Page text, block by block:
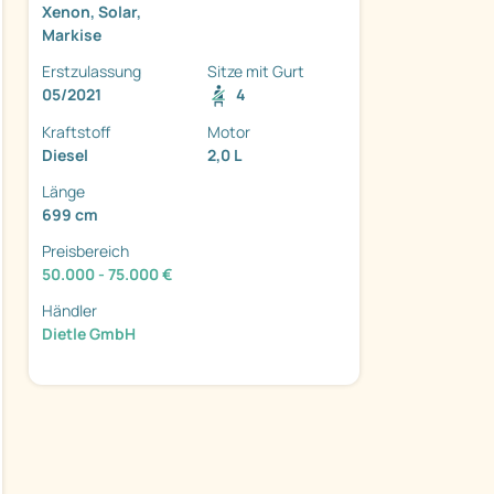
Xenon, Solar,
Markise
Erstzulassung
05/2021
Sitze mit Gurt
4
Kraftstoff
Diesel
Motor
2,0 L
Länge
699 cm
Preisbereich
50.000 - 75.000 €
Händler
Dietle GmbH